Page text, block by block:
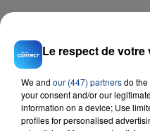
Le respect de
We and our (447) partnersdo
your consent and/or our
information on a device; Use
profiles for personalised